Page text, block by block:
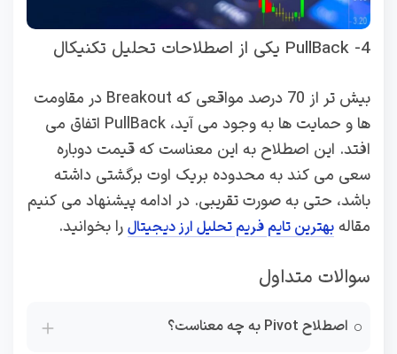
4- PullBack یکی از اصطلاحات تحلیل تکنیکال
بیش تر از 70 درصد مواقعی که Breakout در مقاومت
ها و حمایت ها به وجود می آید، PullBack اتفاق می
افتد. این اصطلاح به این معناست که قیمت دوباره
سعی می کند به محدوده بریک اوت برگشتی داشته
باشد، حتی به صورت تقریبی. در ادامه پیشنهاد می کنیم
مقاله بهترین تایم فریم تحلیل ارز دیجیتال را بخوانید.
سوالات متداول
اصطلاح Pivot به چه معناست؟